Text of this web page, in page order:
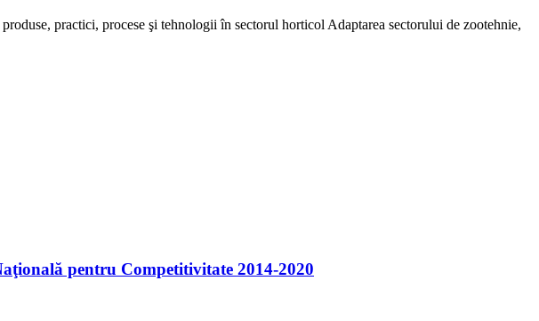
practici, procese şi tehnologii în sectorul horticol Adaptarea sectorului de zootehnie,
pentru Competitivitate 2014-2020